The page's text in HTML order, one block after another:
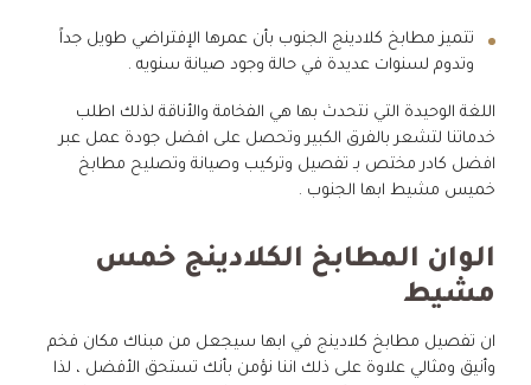
تتميز مطابخ كلادينج الجنوب بأن عمرها الإفتراضي طويل جداً
وتدوم لسنوات عديدة في حالة وجود صيانة سنويه .
اللغة الوحيدة التي نتحدث بها هي الفخامة والأناقة لذلك اطلب
خدماتنا لتشعر بالفرق الكبير وتحصل على افضل جودة عمل عبر
افضل كادر مختص بـ تفصيل وتركيب وصيانة وتصليح مطابخ
خميس مشيط ابها الجنوب .
الوان المطابخ الكلادينج خمس
مشيط
ان تفصيل مطابخ كلادينج في ابها سيجعل من مبناك مكان فخم
وأنيق ومثالي علاوة على ذلك اننا نؤمن بأنك تستحق الأفضل ، لذا